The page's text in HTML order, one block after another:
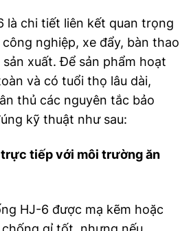
là chi tiết liên kết quan trọng
nghiệp, xe đẩy, bàn thao
xuất. Để sản phẩm hoạt
và có tuổi thọ lâu dài,
thủ các nguyên tắc bảo
kỹ thuật như sau:
trực tiếp với môi trường ăn
HJ-6 được mạ kẽm hoặc